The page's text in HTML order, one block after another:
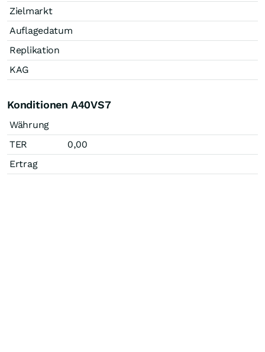
Zielmarkt
Auflagedatum
Replikation
KAG
Konditionen A40VS7
Währung
TER
0,00
Ertrag